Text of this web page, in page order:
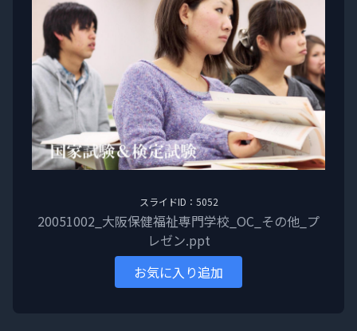
スライドID：5052
20051002_大阪保健福祉専門学校_OC_その他_プ
レゼン.ppt
お気に入り追加